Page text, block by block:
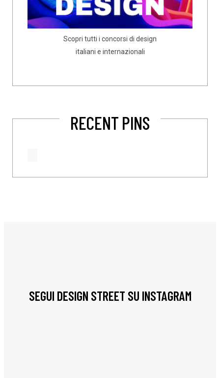
Scopri tutti i concorsi di design
italiani e internazionali
RECENT PINS
SEGUI DESIGN STREET SU INSTAGRAM